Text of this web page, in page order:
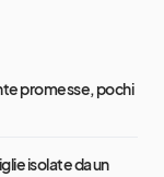
promesse, pochi
isolate da un